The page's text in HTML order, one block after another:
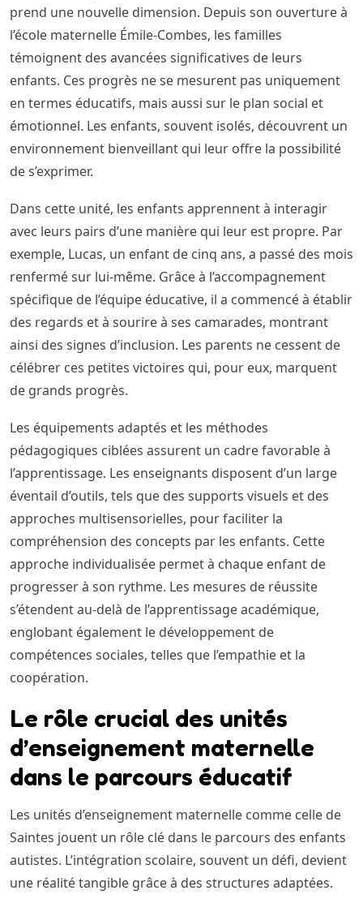
prend une nouvelle dimension. Depuis son ouverture à
l’école maternelle Émile-Combes, les familles
témoignent des avancées significatives de leurs
enfants. Ces progrès ne se mesurent pas uniquement
en termes éducatifs, mais aussi sur le plan social et
émotionnel. Les enfants, souvent isolés, découvrent un
environnement bienveillant qui leur offre la possibilité
de s’exprimer.
Dans cette unité, les enfants apprennent à interagir
avec leurs pairs d’une manière qui leur est propre. Par
exemple, Lucas, un enfant de cinq ans, a passé des mois
renfermé sur lui-même. Grâce à l’accompagnement
spécifique de l’équipe éducative, il a commencé à établir
des regards et à sourire à ses camarades, montrant
ainsi des signes d’inclusion. Les parents ne cessent de
célébrer ces petites victoires qui, pour eux, marquent
de grands progrès.
Les équipements adaptés et les méthodes
pédagogiques ciblées assurent un cadre favorable à
l’apprentissage. Les enseignants disposent d’un large
éventail d’outils, tels que des supports visuels et des
approches multisensorielles, pour faciliter la
compréhension des concepts par les enfants. Cette
approche individualisée permet à chaque enfant de
progresser à son rythme. Les mesures de réussite
s’étendent au-delà de l’apprentissage académique,
englobant également le développement de
compétences sociales, telles que l’empathie et la
coopération.
Le rôle crucial des unités
d’enseignement maternelle
dans le parcours éducatif
Les unités d’enseignement maternelle comme celle de
Saintes jouent un rôle clé dans le parcours des enfants
autistes. L’intégration scolaire, souvent un défi, devient
une réalité tangible grâce à des structures adaptées.